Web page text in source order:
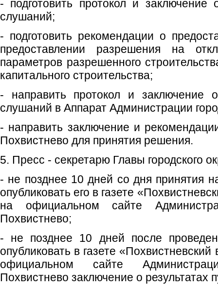
- подготовить протокол и заключение
слушаний;
- подготовить рекомендации о
предоставлении разрешения на
параметров разрешенного
капитального строительства;
- направить протокол и заключение
слушаний в Аппарат Администрации
- направить заключение и
Похвистнево для принятия решения.
5. Пресс - секретарю Главы городского
- не позднее 10 дней со дня принятия
опубликовать его в газете
на официальном сайте
Похвистнево;
- не позднее 10 дней после
опубликовать в газете
официальном сайте
Похвистнево заключение о результатах